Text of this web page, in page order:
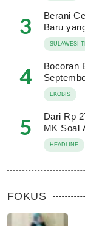
3
Berani
Baru
SULAWESI
4
Bocoran
EKOBIS
5
Dari Rp
MK Soal
HEADLINE
FOKUS